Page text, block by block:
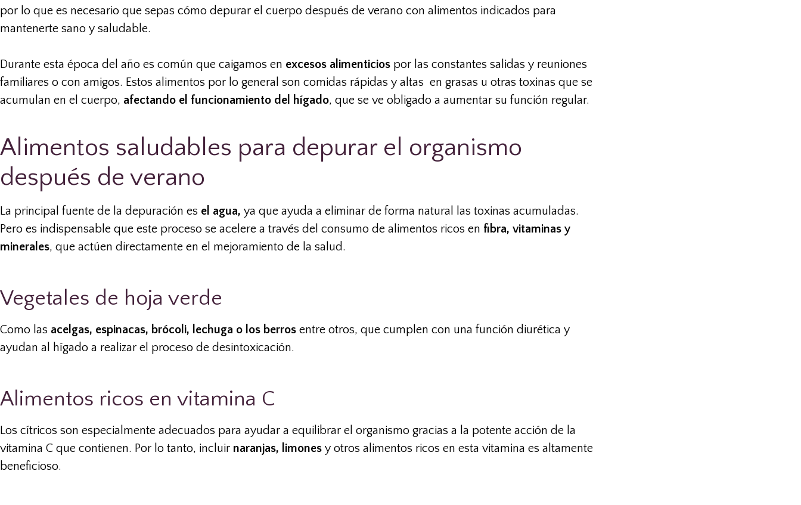
por lo que es necesario que sepas cómo depurar el cuerpo después de verano con alimentos indicados para
mantenerte sano y saludable.
Durante esta época del año es común que caigamos en excesos alimenticios por las constantes salidas y reuniones
familiares o con amigos. Estos alimentos por lo general son comidas rápidas y altas en grasas u otras toxinas que se
acumulan en el cuerpo, afectando el funcionamiento del hígado, que se ve obligado a aumentar su función regular.
Alimentos saludables para depurar el organismo
después de verano
La principal fuente de la depuración es el agua, ya que ayuda a eliminar de forma natural las toxinas acumuladas.
Pero es indispensable que este proceso se acelere a través del consumo de alimentos ricos en fibra, vitaminas y
minerales, que actúen directamente en el mejoramiento de la salud.
Vegetales de hoja verde
Como las acelgas, espinacas, brócoli, lechuga o los berros entre otros, que cumplen con una función diurética y
ayudan al hígado a realizar el proceso de desintoxicación.
Alimentos ricos en vitamina C
Los cítricos son especialmente adecuados para ayudar a equilibrar el organismo gracias a la potente acción de la
vitamina C que contienen. Por lo tanto, incluir naranjas, limones y otros alimentos ricos en esta vitamina es altamente
beneficioso.